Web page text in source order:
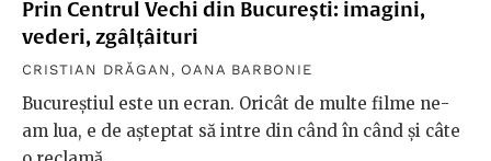
Prin Centrul Vechi din București: imagini,
vederi, zgâlțâituri
CRISTIAN DRĂGAN , OANA BARBONIE
Bucureștiul este un ecran. Oricât de multe filme ne-
am lua, e de așteptat să intre din când în când și câte